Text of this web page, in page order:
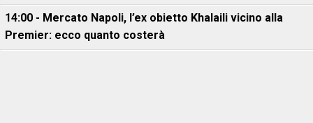
14:00 - Mercato Napoli, l’ex obietto Khalaili vicino alla
Premier: ecco quanto costerà